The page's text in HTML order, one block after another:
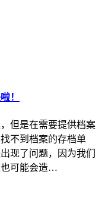
！
但是在需要提供档案
不到档案的存档单
现了问题，因为我们
也可能会造…